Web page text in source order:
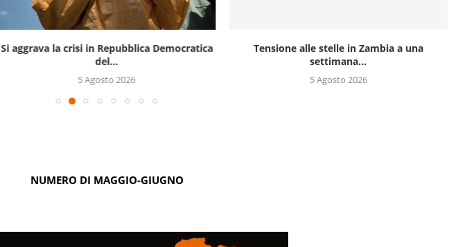
Si aggrava la crisi in Repubblica Democratica
del...
5 Agosto 2026
Tensione alle stelle in Zambia a una
settimana...
5 Agosto 2026
NUMERO DI MAGGIO-GIUGNO